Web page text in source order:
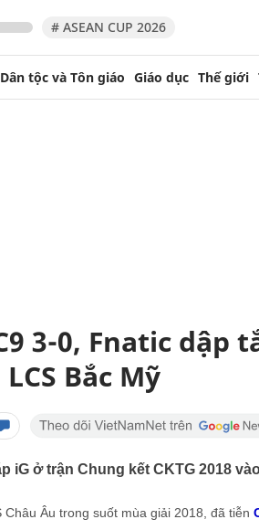
# ASEAN CUP 2026
Dân tộc và Tôn giáo Giáo dục Thế giới
3-0, Fnatic dập
Bắc Mỹ
iG ở trận Chung kết CKTG 2018
Châu Âu trong suốt mùa giải 2018, đã tiễn